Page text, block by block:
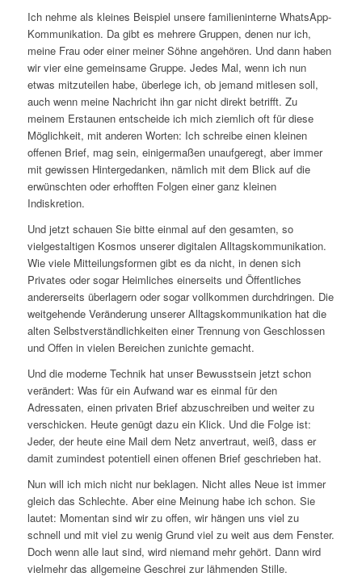
Ich nehme als kleines Beispiel unsere familieninterne WhatsApp-
Kommunikation. Da gibt es mehrere Gruppen, denen nur ich,
meine Frau oder einer meiner Söhne angehören. Und dann haben
wir vier eine gemeinsame Gruppe. Jedes Mal, wenn ich nun
etwas mitzuteilen habe, überlege ich, ob jemand mitlesen soll,
auch wenn meine Nachricht ihn gar nicht direkt betrifft. Zu
meinem Erstaunen entscheide ich mich ziemlich oft für diese
Möglichkeit, mit anderen Worten: Ich schreibe einen kleinen
offenen Brief, mag sein, einigermaßen unaufgeregt, aber immer
mit gewissen Hintergedanken, nämlich mit dem Blick auf die
erwünschten oder erhofften Folgen einer ganz kleinen
Indiskretion.
Und jetzt schauen Sie bitte einmal auf den gesamten, so
vielgestaltigen Kosmos unserer digitalen Alltagskommunikation.
Wie viele Mitteilungsformen gibt es da nicht, in denen sich
Privates oder sogar Heimliches einerseits und Öffentliches
andererseits überlagern oder sogar vollkommen durchdringen. Die
weitgehende Veränderung unserer Alltagskommunikation hat die
alten Selbstverständlichkeiten einer Trennung von Geschlossen
und Offen in vielen Bereichen zunichte gemacht.
Und die moderne Technik hat unser Bewusstsein jetzt schon
verändert: Was für ein Aufwand war es einmal für den
Adressaten, einen privaten Brief abzuschreiben und weiter zu
verschicken. Heute genügt dazu ein Klick. Und die Folge ist:
Jeder, der heute eine Mail dem Netz anvertraut, weiß, dass er
damit zumindest potentiell einen offenen Brief geschrieben hat.
Nun will ich mich nicht nur beklagen. Nicht alles Neue ist immer
gleich das Schlechte. Aber eine Meinung habe ich schon. Sie
lautet: Momentan sind wir zu offen, wir hängen uns viel zu
schnell und mit viel zu wenig Grund viel zu weit aus dem Fenster.
Doch wenn alle laut sind, wird niemand mehr gehört. Dann wird
vielmehr das allgemeine Geschrei zur lähmenden Stille.